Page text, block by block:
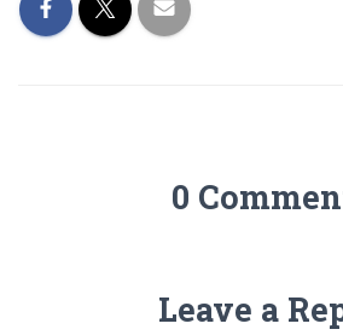
0
Leave a